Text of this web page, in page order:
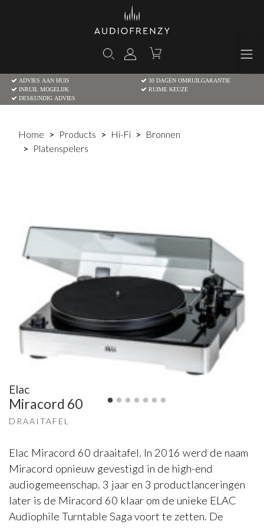
ADVIES AAN HUIS
30 DAGEN OMRUILGARANTIE
INRUIL MOGELIJK
RUIME KEUZE
DESKUNDIG ADVIES
Home Products Hi-Fi
Bronnen
Platenspelers
Elac
Miracord 60
DRAAITAFEL
Elac Miracord 60 draaitafel. In 2016 werd de naam
Miracord opnieuw gevestigd in de high-end
audiogemeenschap. 3 jaar en 3 productlanceringen
later is de Miracord 60 klaar om de unieke ELAC
Audiophile Turntable Saga voort te zetten. De